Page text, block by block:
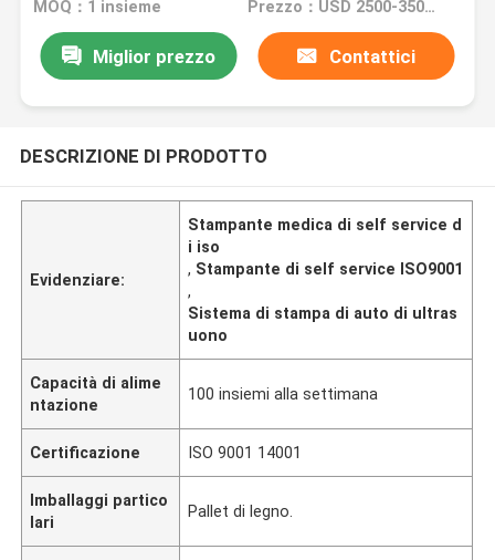
MOQ：1 insieme Prezzo：USD 2500-3500 per set
Miglior prezzo Contattici
DESCRIZIONE DI PRODOTTO
Evidenziare:
Stampante medica di self service d
i iso
, Stampante di self service ISO9001
,
Sistema di stampa di auto di ultras
uono
Capacità di alime
ntazione
100 insiemi alla settimana
Certificazione ISO 9001 14001
Imballaggi partico
lari
Pallet di legno.